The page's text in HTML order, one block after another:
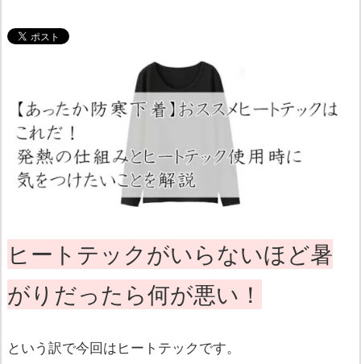
ヒートテックがいらないほど暑
がりだったら何が悪い！
という訳で今回はヒートテックです。